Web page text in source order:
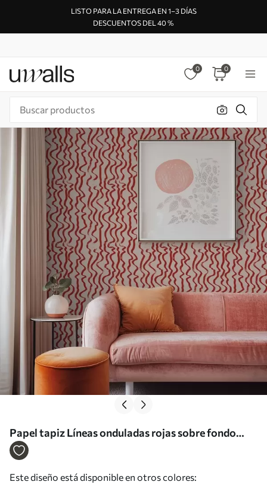
LISTO PARA LA ENTREGA EN 1–3 DÍAS
DESCUENTOS DEL 40 %
0 0
Papel tapiz Líneas onduladas rojas sobre fondo
claro Nr. a01168
Este diseño está disponible en otros colores: